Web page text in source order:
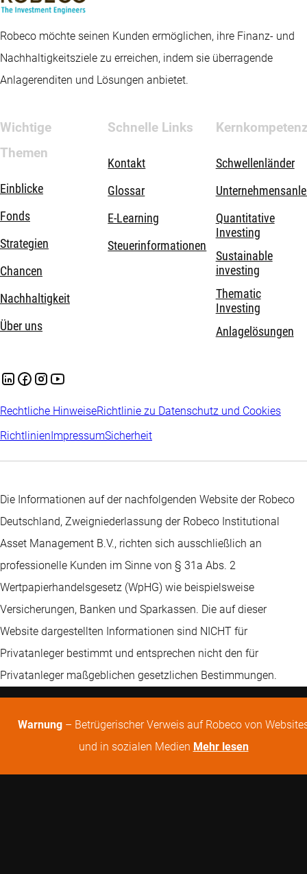
Robeco möchte seinen Kunden ermöglichen, ihre Finanz- und
Nachhaltigkeitsziele zu erreichen, indem sie überragende
Anlagerenditen und Lösungen anbietet.
Wichtige
Themen
Einblicke
Fonds
Strategien
Chancen
Nachhaltigkeit
Über uns
Schnelle Links
Kontakt
Glossar
E-Learning
Steuerinformationen
Schwellenländer
Quantitative
Investing
Sustainable
investing
Thematic
Investing
Anlagelösungen
Rechtliche HinweiseRichtlinie zu Datenschutz und Cookies
Richtlinien ImpressumSicherheit
Die Informationen auf der nachfolgenden Website der Robeco
Deutschland, Zweigniederlassung der Robeco Institutional
Asset Management B.V., richten sich ausschließlich an
professionelle Kunden im Sinne von § 31a Abs. 2
Wertpapierhandelsgesetz (WpHG) wie beispielsweise
Versicherungen, Banken und Sparkassen. Die auf dieser
Website dargestellten Informationen sind NICHT für
Privatanleger bestimmt und entsprechen nicht den für
Privatanleger maßgeblichen gesetzlichen Bestimmungen.
Warnung – Betrügerischer Verweis auf Robeco von
und in sozialen Medien Mehr lesen